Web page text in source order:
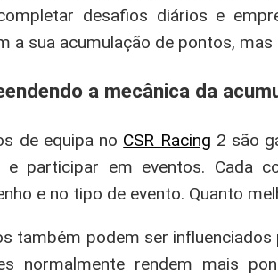
desafios diários e
a sua acumulação de pontos,
a mecânica da
de equipa no CSR Racing 2 são
e participar em eventos. Cada
e no tipo de evento. Quanto
também podem ser
normalmente rendem mais